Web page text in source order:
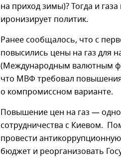
на приход зимы)? Тогда и
иронизирует политик.
Ранее сообщалось, что с
повысились цены на газ для
(Международным валютным
что МВФ требовал повышения
о компромиссном варианте.
Повышение цен на газ —
сотрудничества с Киевом.
провести
бюджет и реорганизовать